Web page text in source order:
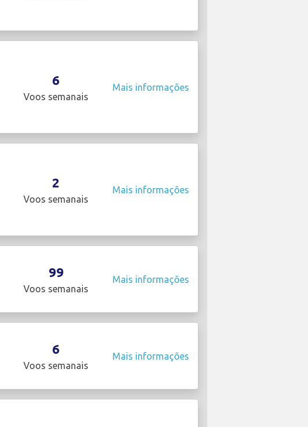
6
Voos semanais
Mais informações
2
Voos semanais
Mais informações
99
Voos semanais
Mais informações
6
Voos semanais
Mais informações